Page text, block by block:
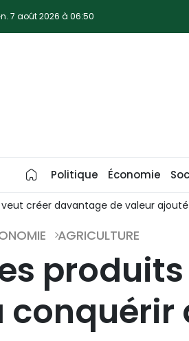
7 août 2026 à 06:50
Politique Économie
veut créer davantage de valeur
AGRICULTURE
conquérir